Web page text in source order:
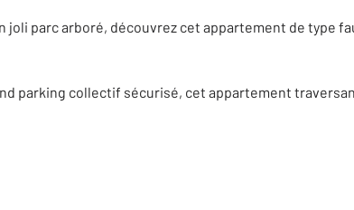
parc arboré, découvrez cet appartement de type
parking collectif sécurisé, cet appartement